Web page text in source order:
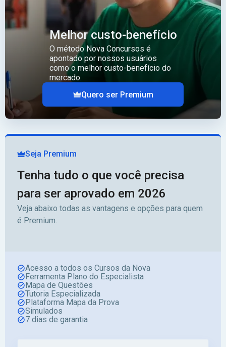
Melhor custo-benefício
O método Nova Concursos é
apontado por nossos usuários
como o melhor custo-benefício do
mercado.
Quero ser Premium
Seja Premium
Tenha tudo o que você precisa
para ser aprovado em 2026
Veja abaixo todas as vantagens e opções para quem
é Premium.
Acesso a todos os Cursos da Nova
Ferramenta Plano do Especialista
Mapa de Questões
Tutoria Especializada
Plataforma Mapa da Prova
Simulados
7 dias de garantia